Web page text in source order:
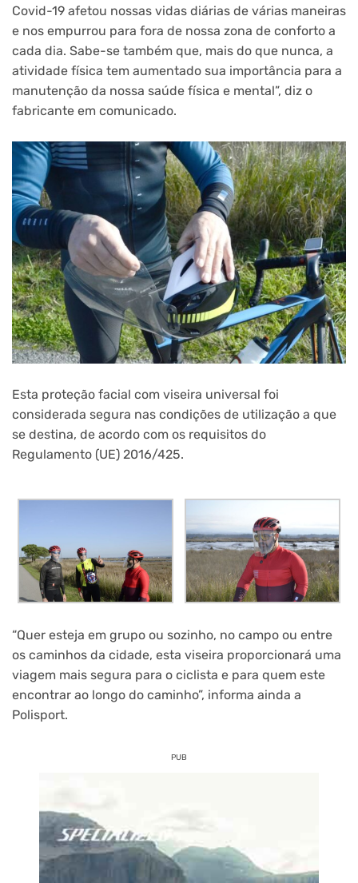
Covid-19 afetou nossas vidas diárias de várias maneiras
e nos empurrou para fora de nossa zona de conforto a
cada dia. Sabe-se também que, mais do que nunca, a
atividade física tem aumentado sua importância para a
manutenção da nossa saúde física e mental”, diz o
fabricante em comunicado.
Esta proteção facial com viseira universal foi
considerada segura nas condições de utilização a que
se destina, de acordo com os requisitos do
Regulamento (UE) 2016/425.
“Quer esteja em grupo ou sozinho, no campo ou entre
os caminhos da cidade, esta viseira proporcionará uma
viagem mais segura para o ciclista e para quem este
encontrar ao longo do caminho”, informa ainda a
Polisport.
PUB